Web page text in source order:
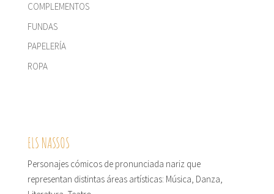
COMPLEMENTOS
FUNDAS
PAPELERÍA
ROPA
ELS NASSOS
Personajes cómicos de pronunciada nariz que
representan distintas áreas artísticas: Música, Danza,